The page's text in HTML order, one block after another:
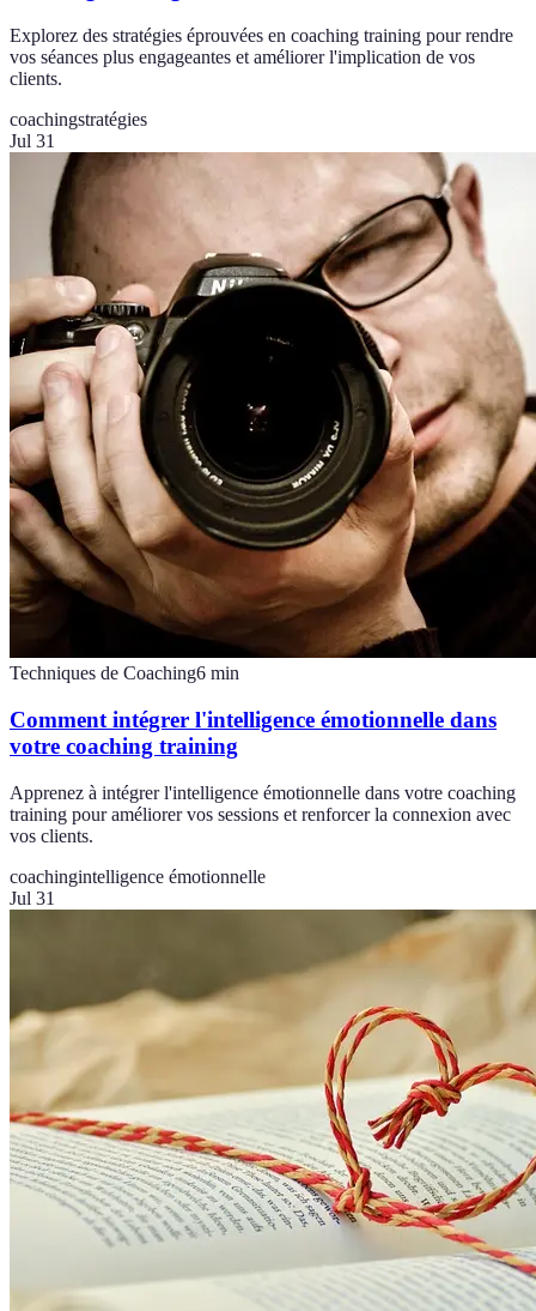
Explorez des stratégies éprouvées en coaching training pour rendre
vos séances plus engageantes et améliorer l'implication de vos
clients.
coachingstratégies
Jul 31
Techniques de Coaching6 min
Comment intégrer l'intelligence émotionnelle dans
votre coaching training
Apprenez à intégrer l'intelligence émotionnelle dans votre coaching
training pour améliorer vos sessions et renforcer la connexion avec
vos clients.
coachingintelligence émotionnelle
Jul 31